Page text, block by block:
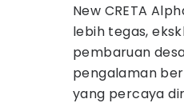
New CRETA
lebih tegas,
pembaruan
pengalaman
yang percaya